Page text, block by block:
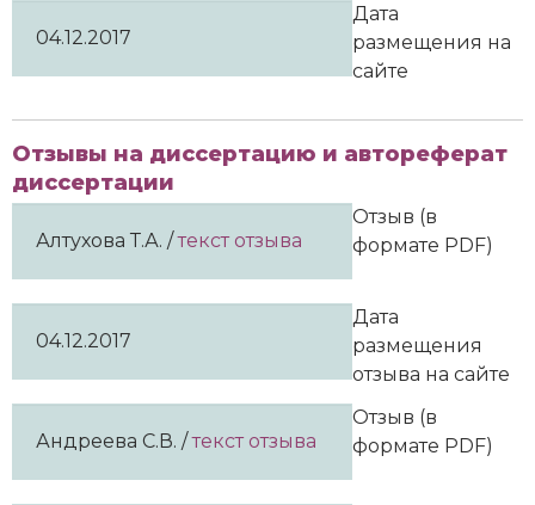
04.12.2017
Дата
размещения на
сайте
Отзывы на диссертацию и автореферат
диссертации
Алтухова Т.А. /текст отзыва
Отзыв (в
формате PDF)
04.12.2017
Дата
размещения
отзыва на сайте
Андреева С.В. /текст отзыва
Отзыв (в
формате PDF)